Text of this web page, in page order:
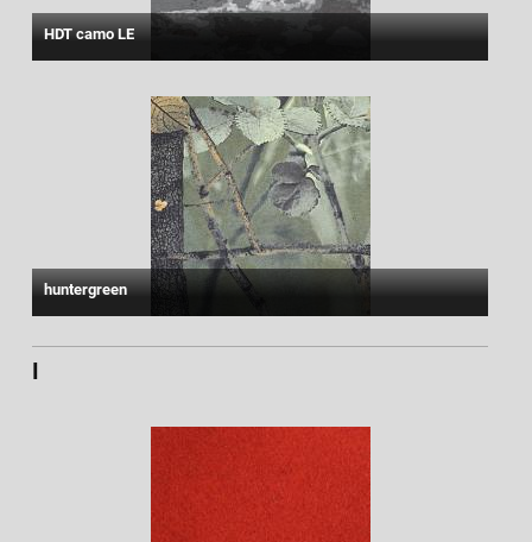
HDT camo LE
huntergreen